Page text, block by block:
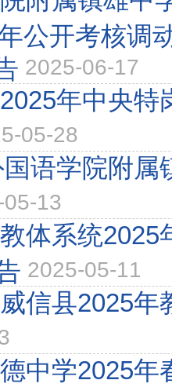
公开考核调
2025-06-17
年中央特
05-28
语学院附属
13
体系统2025
2025-05-11
信县2025年
中学2025年